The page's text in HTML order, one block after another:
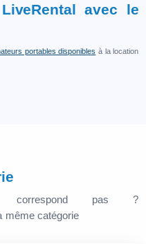
avec le
portables disponibles à la location
pas ?
même catégorie